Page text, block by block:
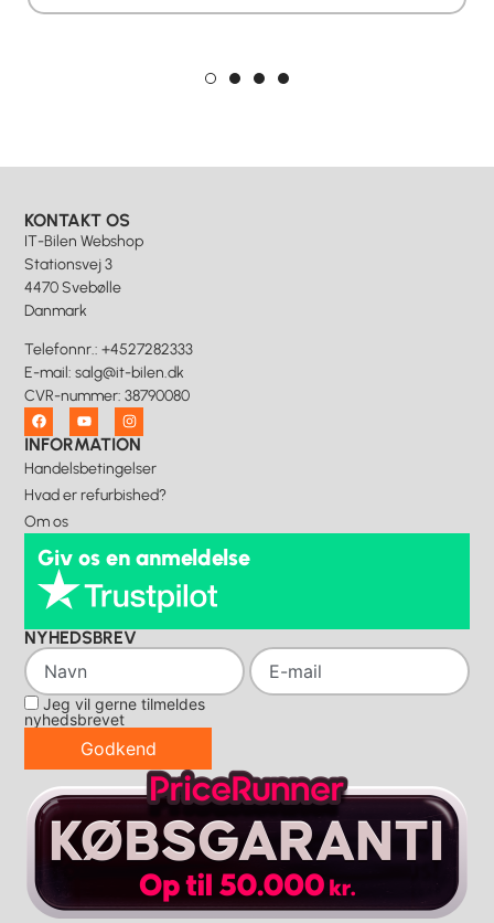
KONTAKT OS
IT-Bilen Webshop
Stationsvej 3
4470 Svebølle
Danmark
Telefonnr.: +4527282333
E-mail:salg@it-bilen.dk
CVR-nummer: 38790080
INFORMATION
Handelsbetingelser
Hvad er refurbished?
Om os
Giv os en anmeldelse
NYHEDSBREV
Jeg vil gerne tilmeldes
nyhedsbrevet
Godkend